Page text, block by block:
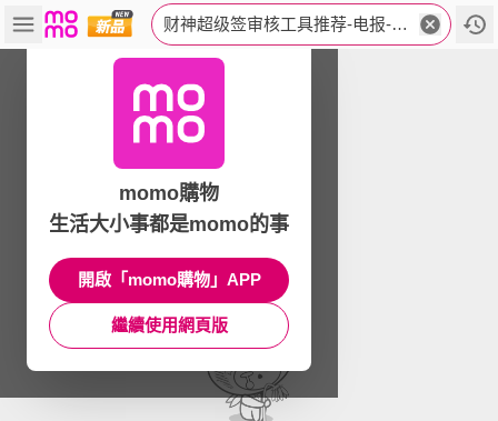
财神超级签审核工具推荐-电报-cqsignalann🔼moonsign签名服务平台续费.rrx
momo購物
生活大小事都是momo的事
開啟「momo購物」APP
繼續使用網頁版